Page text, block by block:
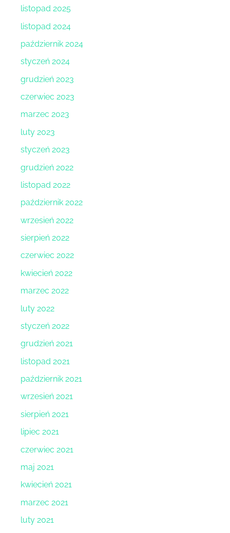
listopad 2025
listopad 2024
październik 2024
styczeń 2024
grudzień 2023
czerwiec 2023
marzec 2023
luty 2023
styczeń 2023
grudzień 2022
listopad 2022
październik 2022
wrzesień 2022
sierpień 2022
czerwiec 2022
kwiecień 2022
marzec 2022
luty 2022
styczeń 2022
grudzień 2021
listopad 2021
październik 2021
wrzesień 2021
sierpień 2021
lipiec 2021
czerwiec 2021
maj 2021
kwiecień 2021
marzec 2021
luty 2021